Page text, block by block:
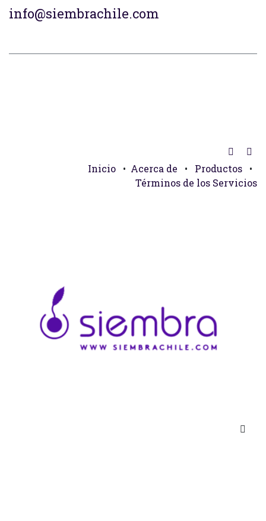
info@siembrachile.com
Inicio • Acerca de • Productos
•
Términos de los Servicios